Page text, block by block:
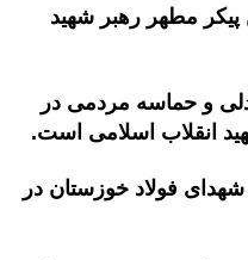
پیکر مطهر رهبر شهید
و حماسه مردمی در
انقلاب اسلامی است.
فولاد خوزستان در